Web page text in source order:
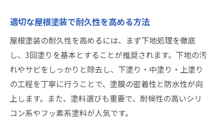
適切な屋根塗装で耐久性を高める方法
屋根塗装の耐久性を高めるには、まず下地処理を徹底
し、3回塗りを基本とすることが推奨されます。下地の汚
れやサビをしっかりと除去し、下塗り・中塗り・上塗り
の工程を丁寧に行うことで、塗膜の密着性と防水性が向
上します。また、塗料選びも重要で、耐候性の高いシリ
コン系やフッ素系塗料が人気です。